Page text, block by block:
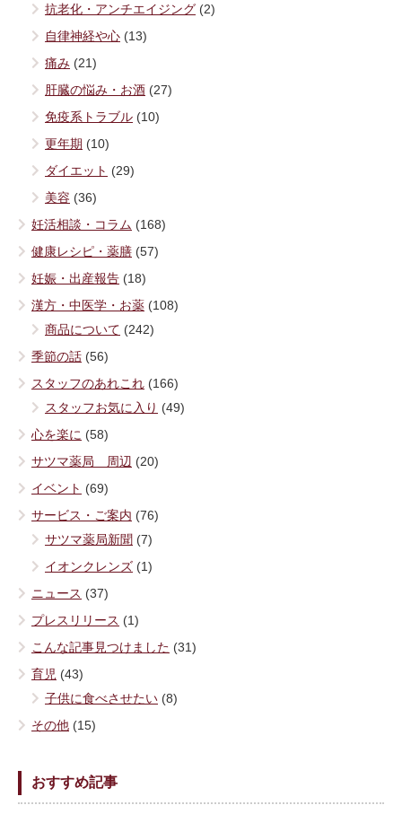
抗老化・アンチエイジング (2)
自律神経や心 (13)
痛み (21)
肝臓の悩み・お酒 (27)
免疫系トラブル (10)
更年期 (10)
ダイエット (29)
美容 (36)
妊活相談・コラム (168)
健康レシピ・薬膳 (57)
妊娠・出産報告 (18)
漢方・中医学・お薬 (108)
商品について (242)
季節の話 (56)
スタッフのあれこれ (166)
スタッフお気に入り (49)
心を楽に (58)
サツマ薬局 周辺 (20)
イベント (69)
サービス・ご案内 (76)
サツマ薬局新聞 (7)
イオンクレンズ (1)
ニュース (37)
プレスリリース (1)
こんな記事見つけました (31)
育児 (43)
子供に食べさせたい (8)
その他 (15)
おすすめ記事